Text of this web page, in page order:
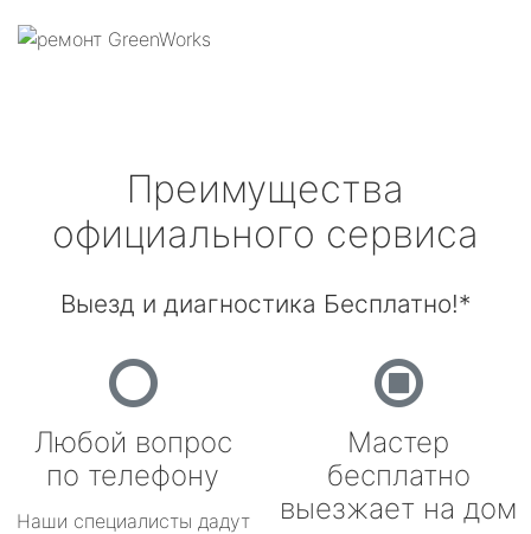
Преимущества
официального сервиса
Выезд и диагностика Бесплатно!*
Любой вопрос
по телефону
Наши специалисты дадут
Мастер
бесплатно
выезжает на дом